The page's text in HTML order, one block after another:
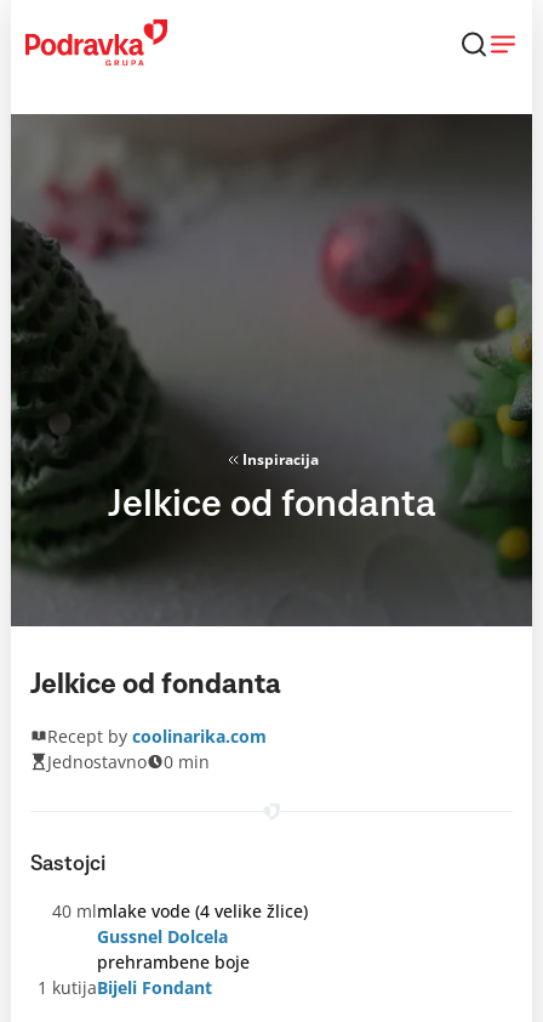
content
Inspiracija
Jelkice od fondanta
Jelkice od fondanta
Recept by coolinarika.com
Jednostavno
0 min
Sastojci
40 mlmlake vode (4 velike žlice)
Gussnel Dolcela
prehrambene boje
1 kutijaBijeli Fondant